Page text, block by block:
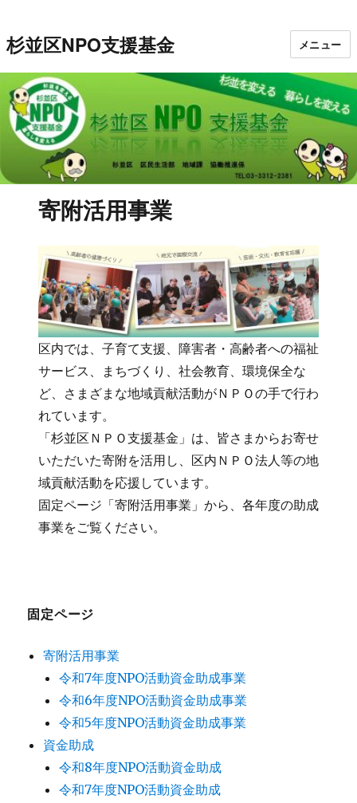
杉並区NPO支援基金 メニュー
寄附活用事業
区内では、子育て支援、障害者・高齢者への福祉
サービス、まちづくり、社会教育、環境保全な
ど、さまざまな地域貢献活動がＮＰＯの手で行わ
れています。
「杉並区ＮＰＯ支援基金」は、皆さまからお寄せ
いただいた寄附を活用し、区内ＮＰＯ法人等の地
域貢献活動を応援しています。
固定ページ「寄附活用事業」から、各年度の助成
事業をご覧ください。
固定ページ
寄附活用事業
令和7年度NPO活動資金助成事業
令和6年度NPO活動資金助成事業
令和5年度NPO活動資金助成事業
資金助成
令和8年度NPO活動資金助成
令和7年度NPO活動資金助成